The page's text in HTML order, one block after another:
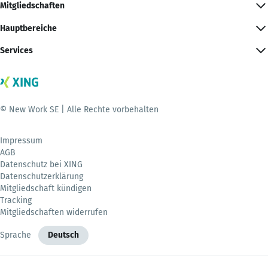
Mitgliedschaften
Hauptbereiche
Services
© New Work SE | Alle Rechte vorbehalten
Impressum
AGB
Datenschutz bei XING
Datenschutzerklärung
Mitgliedschaft kündigen
Tracking
Mitgliedschaften widerrufen
Sprache Deutsch